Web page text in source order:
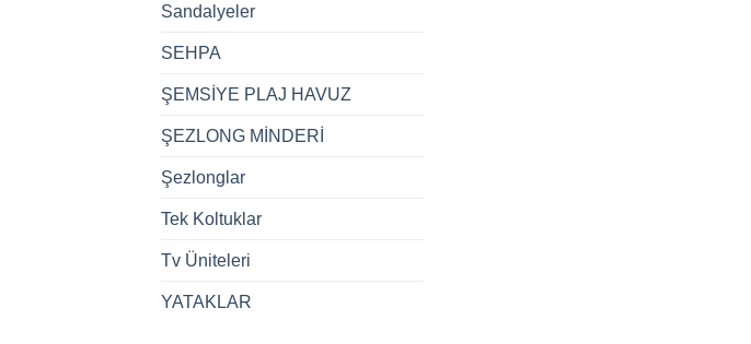
Sandalyeler
SEHPA
ŞEMSİYE PLAJ HAVUZ
ŞEZLONG MİNDERİ
Şezlonglar
Tek Koltuklar
Tv Üniteleri
YATAKLAR